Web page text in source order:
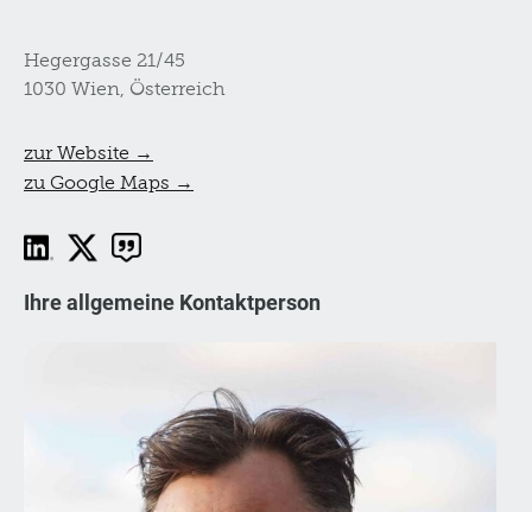
Hegergasse 21/45
1030 Wien, Österreich
zur Website →
zu Google Maps →
Ihre allgemeine Kontaktperson